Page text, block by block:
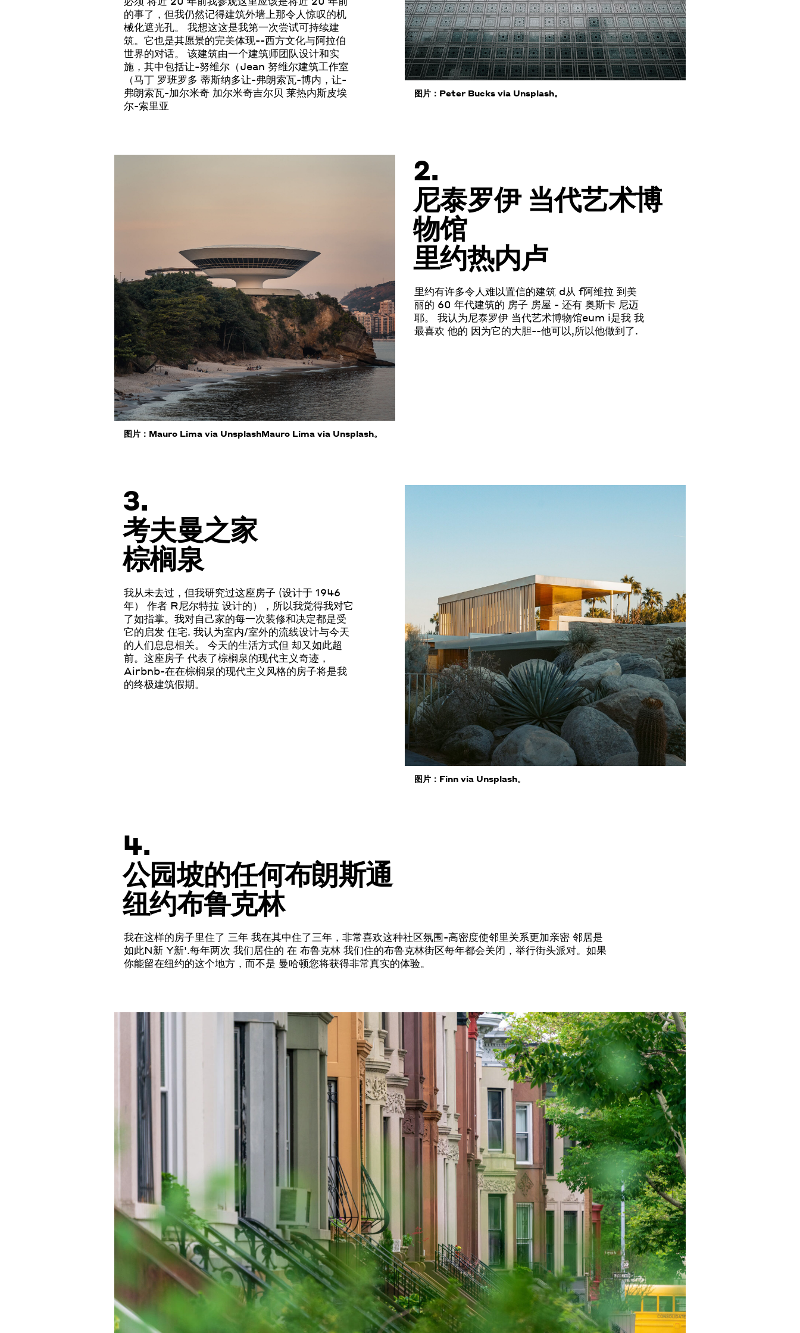
的事了，但我仍然记得建筑外墙上那令人惊叹的机
械化遮光孔。 我想这这是我第一次尝试可持续建
筑。它也是其愿景的完美体现--西方文化与阿拉伯
世界的对话。 该建筑由一个建筑师团队设计和实
施，其中包括让-努维尔（Jean 努维尔建筑工作室
（马丁 罗班罗多 蒂斯纳多让-弗朗索瓦-博内，让-
弗朗索瓦-加尔米奇 加尔米奇吉尔贝 莱热内斯皮埃
尔-索里亚
图片：Peter Bucks via Unsplash。
图片：Mauro Lima via UnsplashMauro Lima via Unsplash。
2.
尼泰罗伊 当代艺术博
物馆
里约热内卢
里约有许多令人难以置信的建筑 d从 f阿维拉 到美
丽的 60 年代建筑的 房子 房屋 - 还有 奥斯卡 尼迈
耶。 我认为尼泰罗伊 当代艺术博物馆eum i是我 我
最喜欢 他的 因为它的大胆--他可以,所以他做到了.
3.
考夫曼之家
棕榈泉
我从未去过，但我研究过这座房子 (设计于 1946
年） 作者 R尼尔特拉 设计的），所以我觉得我对它
了如指掌。我对自己家的每一次装修和决定都是受
它的启发 住宅. 我认为室内/室外的流线设计与今天
的人们息息相关。 今天的生活方式但 却又如此超
前。 这座房子 代表了棕榈泉的现代主义奇迹，
Airbnb-在在棕榈泉的现代主义风格的房子将是我
的终极建筑假期。
图片：Finn via Unsplash。
4.
公园坡的任何布朗斯通
纽约布鲁克林
我在这样的房子里住了 三年 我在其中住了三年，非常喜欢这种社区氛围-高密度使邻里关系更加亲密 邻居是
如此N新 Y新'.每年两次 我们居住的 在 布鲁克林 我们住的布鲁克林街区每年都会关闭，举行街头派对。如果
你能留在纽约的这个地方，而不是 曼哈顿您将获得非常真实的体验。